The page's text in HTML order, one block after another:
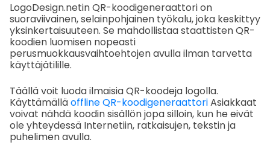
LogoDesign.netin QR-koodigeneraattori on
suoraviivainen, selainpohjainen työkalu, joka keskittyy
yksinkertaisuuteen. Se mahdollistaa staattisten QR-
koodien luomisen nopeasti
perusmuokkausvaihtoehtojen avulla ilman tarvetta
käyttäjätilille.
Täällä voit luoda ilmaisia QR-koodeja logolla.
Käyttämälläoffline QR-koodigeneraattoriAsiakkaat
voivat nähdä koodin sisällön jopa silloin, kun he eivät
ole yhteydessä Internetiin, ratkaisujen, tekstin ja
puhelimen avulla.